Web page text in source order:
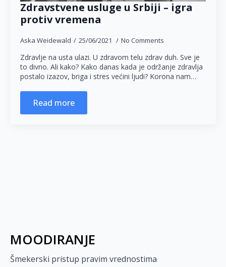
Zdravstvene usluge u Srbiji – igra
protiv vremena
Aska Weidewald 25/06/2021 No Comments
Zdravlje na usta ulazi. U zdravom telu zdrav duh. Sve je
to divno. Ali kako? Kako danas kada je održanje zdravlja
postalo izazov, briga i stres većini ljudi? Korona nam…
Read more
MOODIRANJE
Šmekerski pristup pravim vrednostima